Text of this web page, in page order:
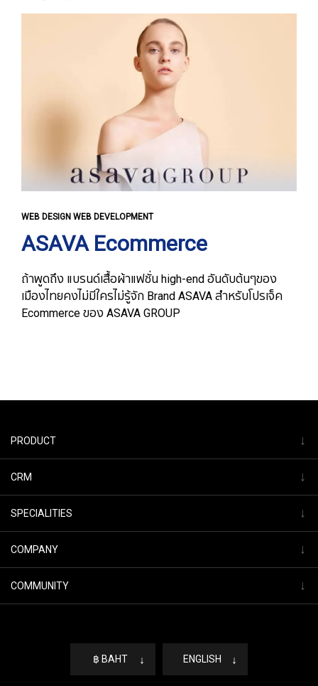
WEB DESIGN WEB DEVELOPMENT
ASAVA Ecommerce
ถ้าพูดถึง แบรนด์เสื้อผ้าแฟชั่น high-end อันดับต้นๆของ
เมืองไทยคงไม่มีใครไม่รู้จัก Brand ASAVA สำหรับโปรเจ็ค
Ecommerce ของ ASAVA GROUP
฿ BAHT ↓ ENGLISH ↓
PRODUCT ↓
CRM ↓
SPECIALITIES ↓
COMPANY ↓
COMMUNITY ↓